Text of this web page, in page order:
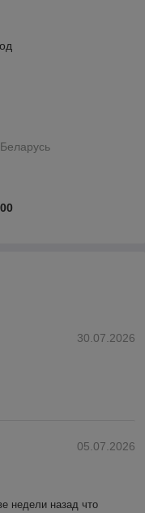
30.07.2026
05.07.2026
недели назад что